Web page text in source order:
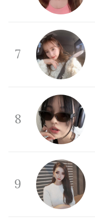
7
8
9